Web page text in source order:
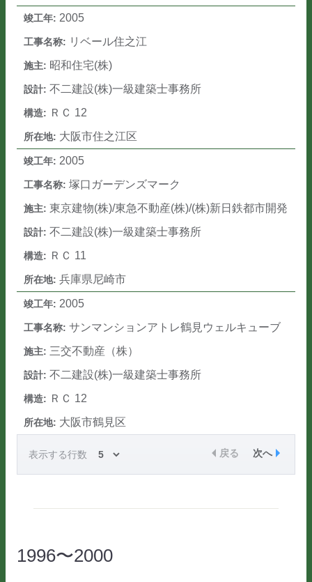
2005
リベール住之江
昭和住宅(株)
不二建設(株)一級建築士事務所
ＲＣ 12
大阪市住之江区
2005
塚口ガーデンズマーク
東京建物(株)/東急不動産(株)/(株)新日鉄都市開発
不二建設(株)一級建築士事務所
ＲＣ 11
兵庫県尼崎市
2005
サンマンションアトレ鶴見ウェルキューブ
三交不動産（株）
不二建設(株)一級建築士事務所
ＲＣ 12
大阪市鶴見区
表示する行数 戻る 次へ
1996〜2000